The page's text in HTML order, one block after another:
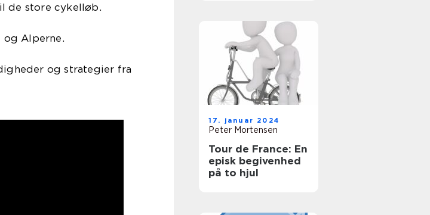
de store cykelløb.
og Alperne.
og strategier fra
enkeltstartsetape
17. januar 2024
Peter Mortensen
Tour de France: En
episk begivenhed
på to hjul